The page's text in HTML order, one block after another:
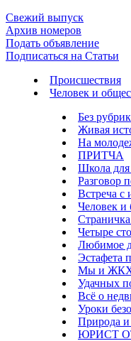
Свежий выпуск
Архив номеров
Подать объявление
Подписаться на Статьи
Происшествия
Человек и
Без
Живая
На
ПРИТЧА
Школа для
Разговор
Встреча с
Человек и
Четыре
Любимое
Эстафета
Мы и
Удачных
Всё о
Уроки
Природа
ЮРИСТ